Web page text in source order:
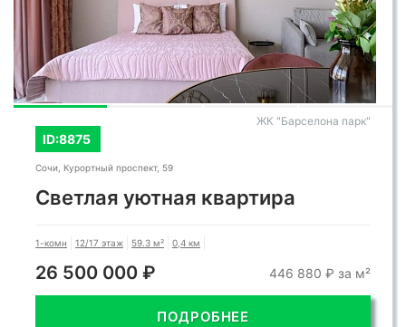
ID:8875
ЖК "Барселона парк"
Сочи, Курортный проспект, 59
Светлая уютная квартира
1-комн 12/17 этаж 59.3 м² 0,4 км
26 500 000 ₽ 446 880 ₽ за м²
ПОДРОБНЕЕ